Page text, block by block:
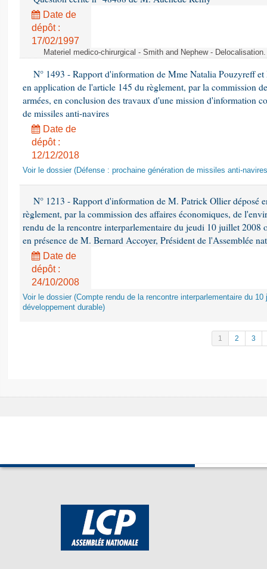
Date de
dépôt :
17/02/1997
Materiel medico-chirurgical - Smith and Nephew -
N° 1493 - Rapport d'information de Mme Natalia Pouzyreff
en application de l'article 145 du règlement, par la commission
armées, en conclusion des travaux d'une mission d'information
de missiles anti-navires
Date de
dépôt :
12/12/2018
Voir le dossier (Défense : prochaine génération de missiles anti-
N° 1213 - Rapport d'information de M. Patrick Ollier déposé
règlement, par la commission des affaires économiques, de
rendu de la rencontre interparlementaire du jeudi 10 juillet 2008
en présence de M. Bernard Accoyer, Président de l'Assemblée
Date de
dépôt :
24/10/2008
Voir le dossier (Compte rendu de la rencontre interparlementaire du
développement durable)
1 2 3